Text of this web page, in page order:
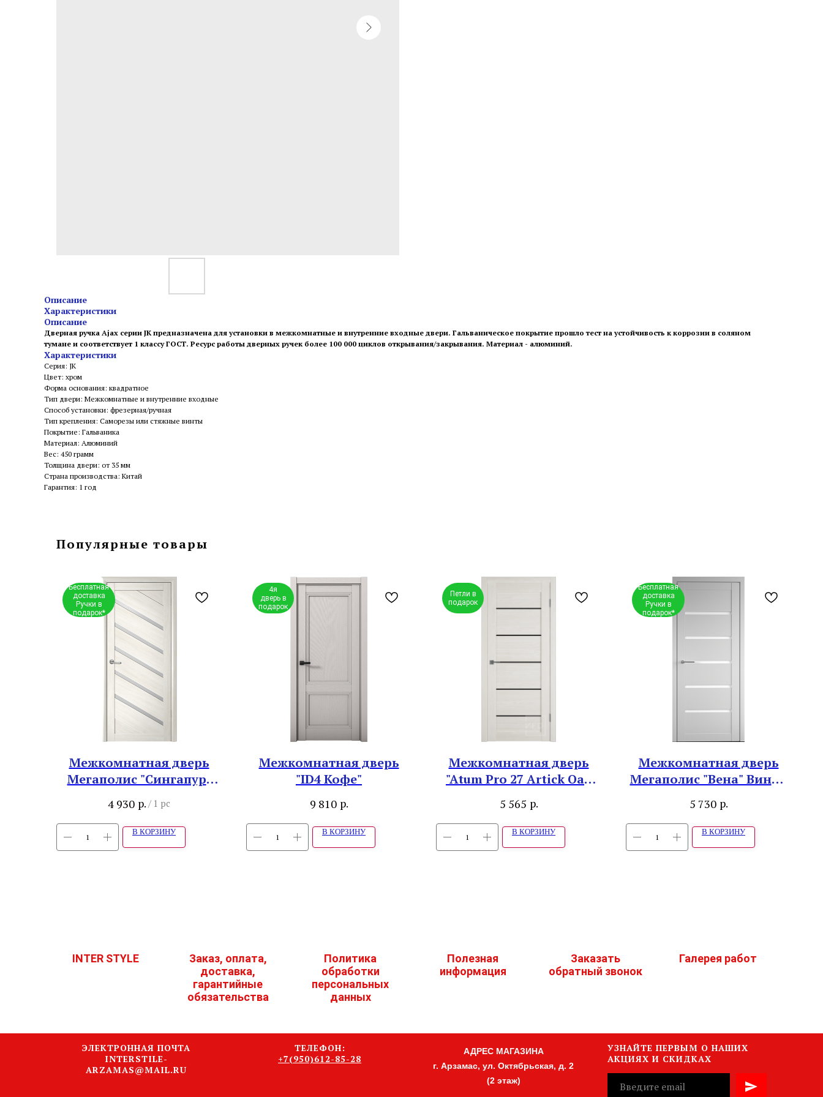
Описание
Характеристики
Описание
Дверная ручка Ajax серии JK предназначена для установки в межкомнатные и внутренние входные двери. Гальваническое покрытие прошло тест на устойчивость к коррозии в соляном
тумане и соответствует 1 классу ГОСТ. Ресурс работы дверных ручек более 100 000 циклов открывания/закрывания. Материал - алюминий.
Характеристики
Серия: JK
Цвет: хром
Форма основания: квадратное
Тип двери: Межкомнатные и внутренние входные
Способ установки: фрезерная/ручная
Тип крепления: Саморезы или стяжные винты
Покрытие: Гальваника
Материал: Алюминий
Вес: 450 грамм
Толщина двери: от 35 мм
Страна производства: Китай
Гарантия: 1 год
Популярные товары
Бесплатная
доставка
Ручки в
подарок*
Межкомнатная дверь
Мегаполис "Сингапур"
4 930 р. / 1 pc
В КОРЗИНУ
4я
дверь в
подарок
Межкомнатная дверь
"ID4 Кофе"
9 810 р.
В КОРЗИНУ
Петли в
подарок
Межкомнатная дверь
"Atum Pro 27 Artick Oak
5 565 р.
В КОРЗИНУ
Бесплатная
доставка
Ручки в
подарок*
Межкомнатная дверь
Мегаполис "Вена" Винил
5 730 р.
В КОРЗИНУ
INTER STYLE
Заказ, оплата,
доставка,
гарантийные
обязательства
Политика
обработки
персональных
данных
Полезная
информация
Заказать
обратный звонок
Галерея работ
ЭЛЕКТРОННАЯ ПОЧТА
INTERSTILE-
ARZAMAS@MAIL.RU
ТЕЛЕФОН:
+7(950)612-85-28
АДРЕС МАГАЗИНА
г. Арзамас, ул. Октябрьская, д. 2
(2 этаж)
УЗНАЙТЕ ПЕРВЫМ О НАШИХ
АКЦИЯХ И СКИДКАХ